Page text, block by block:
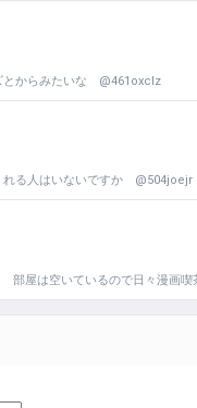
とからみたいな @461oxclz
れる人はいないですか @504joejr
部屋は空いているので日々漫画